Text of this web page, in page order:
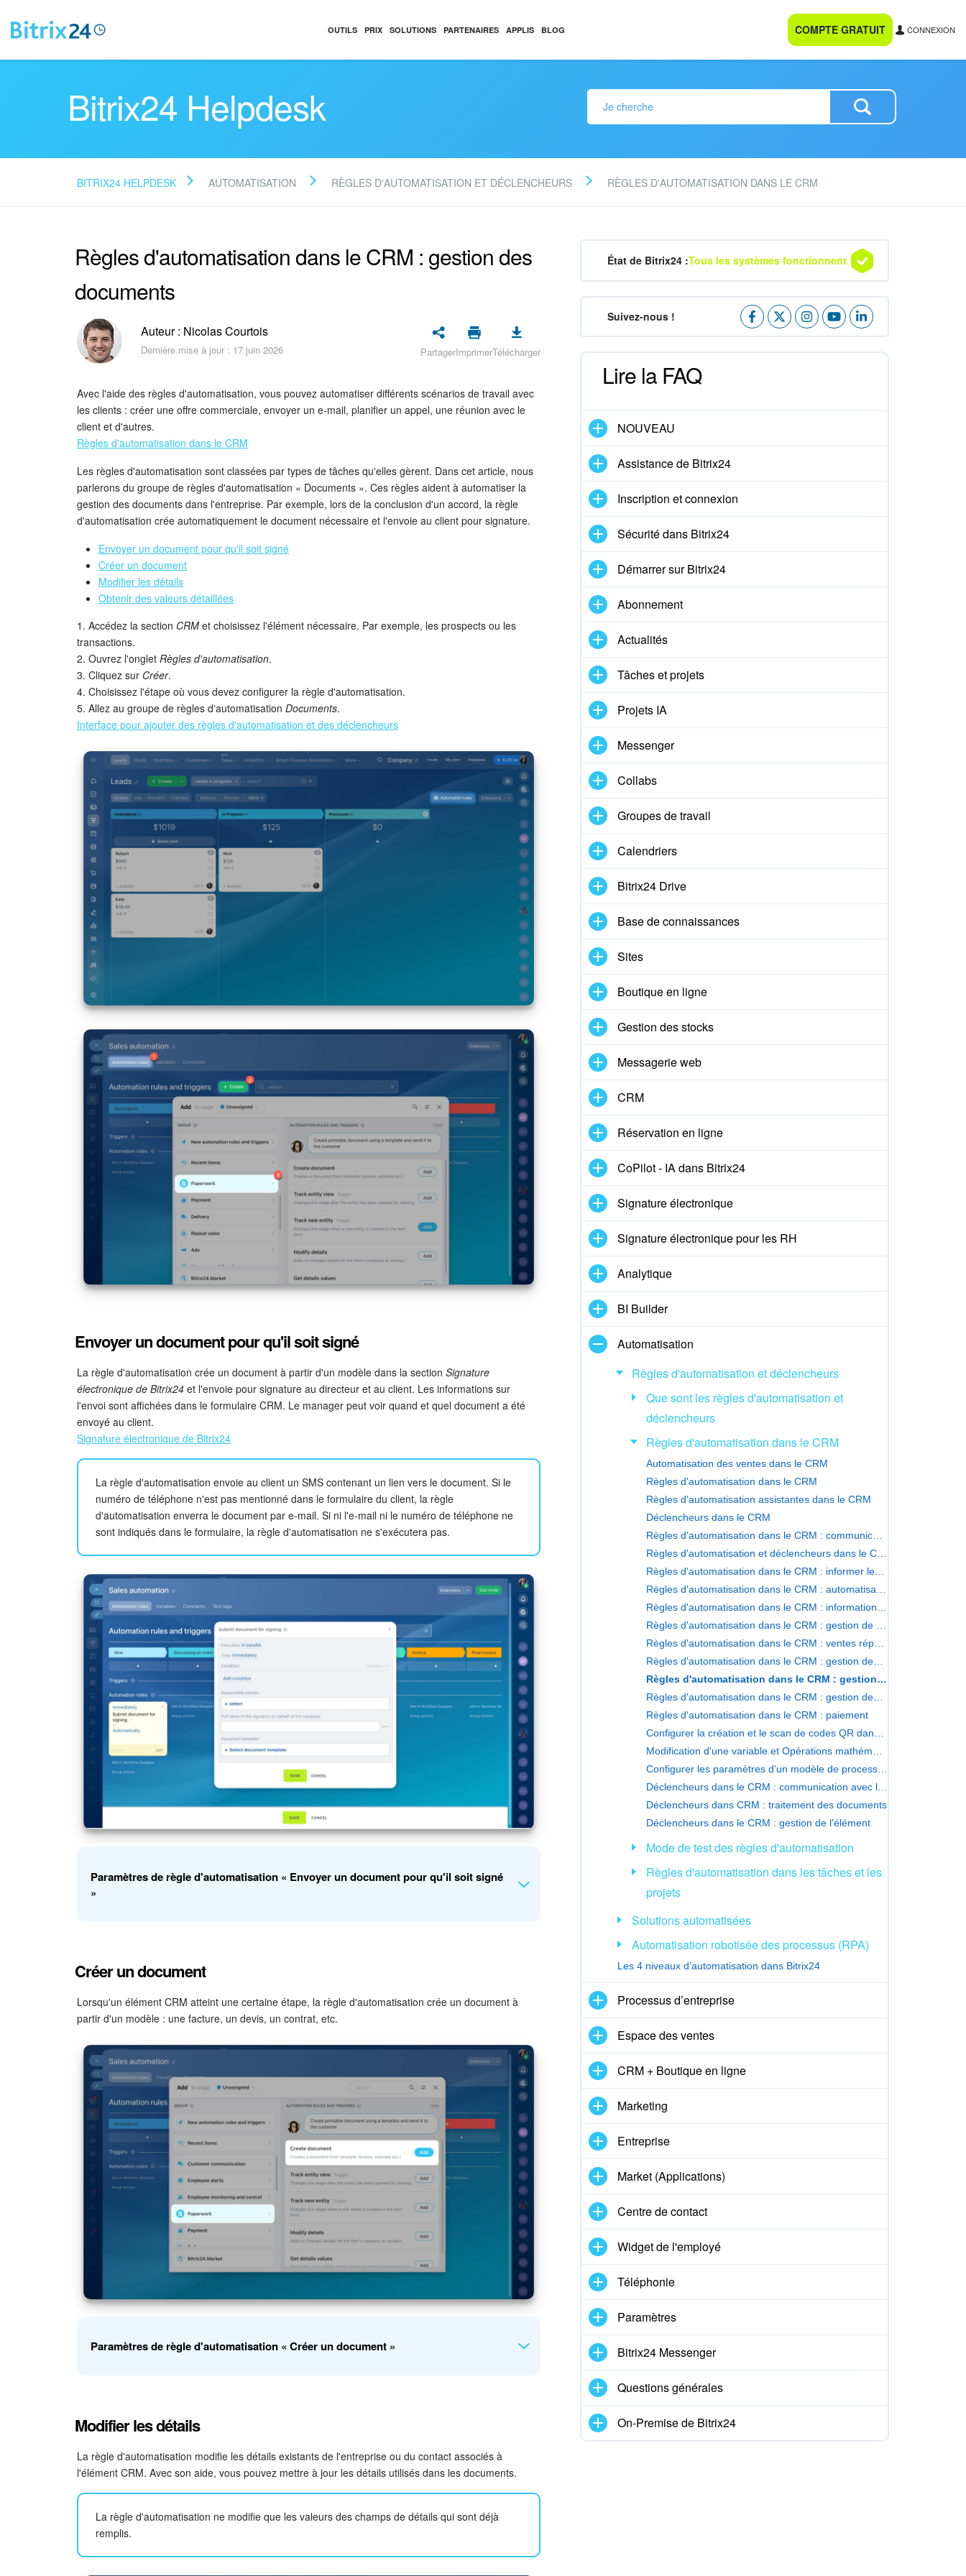
OUTILS PRIX SOLUTIONS PARTENAIRES APPLIS BLOG COMPTE GRATUIT CONNEXION
Bitrix24 Helpdesk
BITRIX24 HELPDESK AUTOMATISATION RÈGLES D'AUTOMATISATION ET DÉCLENCHEURS RÈGLES D'AUTOMATISATION DANS LE CRM
Règles d'automatisation dans le CRM : gestion des
documents
Auteur : Nicolas Courtois
Dernière mise à jour : 17 juin 2026 PartagerImprimerTélécharger
Avec l'aide des règles d'automatisation, vous pouvez automatiser différents scénarios de travail avec
les clients : créer une offre commerciale, envoyer un e-mail, planifier un appel, une réunion avec le
client et d'autres.
Règles d'automatisation dans le CRM
Les règles d'automatisation sont classées par types de tâches qu'elles gèrent. Dans cet article, nous
parlerons du groupe de règles d'automatisation « Documents ». Ces règles aident à automatiser la
gestion des documents dans l'entreprise. Par exemple, lors de la conclusion d'un accord, la règle
d'automatisation crée automatiquement le document nécessaire et l'envoie au client pour signature.
Envoyer un document pour qu'il soit signé
Créer un document
Modifier les détails
Obtenir des valeurs détaillées
1. Accédez la section CRM et choisissez l'élément nécessaire. Par exemple, les prospects ou les
transactions.
2. Ouvrez l'onglet Règles d'automatisation.
3. Cliquez sur Créer.
4. Choisissez l'étape où vous devez configurer la règle d'automatisation.
5. Allez au groupe de règles d'automatisation Documents.
Interface pour ajouter des règles d'automatisation et des déclencheurs
Envoyer un document pour qu'il soit signé
La règle d'automatisation crée un document à partir d'un modèle dans la section Signature
électronique de Bitrix24 et l'envoie pour signature au directeur et au client. Les informations sur
l'envoi sont affichées dans le formulaire CRM. Le manager peut voir quand et quel document a été
envoyé au client.
Signature électronique de Bitrix24
La règle d'automatisation envoie au client un SMS contenant un lien vers le document. Si le
numéro de téléphone n'est pas mentionné dans le formulaire du client, la règle
d'automatisation enverra le document par e-mail. Si ni l'e-mail ni le numéro de téléphone ne
sont indiqués dans le formulaire, la règle d'automatisation ne s'exécutera pas.
Paramètres de règle d'automatisation « Envoyer un document pour qu'il soit signé
»
Nom complet du signataire au nom de l'entreprise
votre entreprise qui signera le document. Vous pouvez entrer le nom à la main ou insérer la
valeur d'une constante, d'une variable ou d'un champ à partir du formulaire CRM. Pour cela
Trois points (...)
et sélectionnez la valeur.
Constantes et variables dans les règles d'automatisation
Modèle de document
. Sélectionnez un modèle dans la liste. Vous pouvez créer un modèle de
document dans la section
Créer un document
Lorsqu'un élément CRM atteint une certaine étape, la règle d'automatisation crée un document à
partir d'un modèle : une facture, un devis, un contrat, etc.
Paramètres de règle d'automatisation « Créer un document »
paiement
Modèle. Sélectionnez le modèle selon lequel la règle d'automatisation créera le document.
Modifier les détails
La règle d'automatisation modifie les détails existants de l'entreprise ou du contact associés à
l'élément CRM. Avec son aide, vous pouvez mettre à jour les détails utilisés dans les documents.
La règle d'automatisation ne modifie que les valeurs des champs de détails qui sont déjà
remplis.
État de Bitrix24 :Tous les systèmes fonctionnent
Suivez-nous !
Lire la FAQ
NOUVEAU
Assistance de Bitrix24
Inscription et connexion
Sécurité dans Bitrix24
Démarrer sur Bitrix24
Abonnement
Actualités
Tâches et projets
Projets IA
Messenger
Collabs
Groupes de travail
Calendriers
Bitrix24 Drive
Base de connaissances
Sites
Boutique en ligne
Gestion des stocks
Messagerie web
CRM
Réservation en ligne
CoPilot - IA dans Bitrix24
Signature électronique
Signature électronique pour les RH
Analytique
BI Builder
Automatisation
Règles d'automatisation et déclencheurs
Que sont les règles d'automatisation et
déclencheurs
Règles d'automatisation dans le CRM
Automatisation des ventes dans le CRM
Règles d'automatisation dans le CRM
Règles d'automatisation assistantes dans le CRM
Déclencheurs dans le CRM
Règles d'automatisation dans le CRM : gestion des documents
Règles d'automatisation dans le CRM : paiement
Déclencheurs dans CRM : traitement des documents
Déclencheurs dans le CRM : gestion de l'élément
Mode de test des règles d'automatisation
Règles d'automatisation dans les tâches et les
projets
Solutions automatisées
Automatisation robotisée des processus (RPA)
Les 4 niveaux d’automatisation dans Bitrix24
Processus d’entreprise
Espace des ventes
CRM + Boutique en ligne
Marketing
Entreprise
Market (Applications)
Centre de contact
Widget de l'employé
Téléphonie
Paramètres
Bitrix24 Messenger
Questions générales
On-Premise de Bitrix24